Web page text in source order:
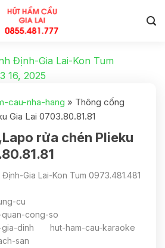
Định-Gia Lai-Kon Tum
16, 2025
cau-nha-hang » Thông cống
Gia Lai 0703.80.81.81
rửa chén Plieku
Gia Lai-Kon Tum 0973.481.481
cu
cong-so
dinh
hut-ham-cau-karaoke
san